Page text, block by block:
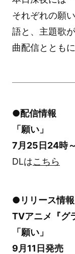
それぞれの願
語と、主題歌
曲配信ととも
●配信情報
「願い」
7月25日24時
DLはこちら
●リリース情報
TVアニメ『グ
「願い」
9月11日発売